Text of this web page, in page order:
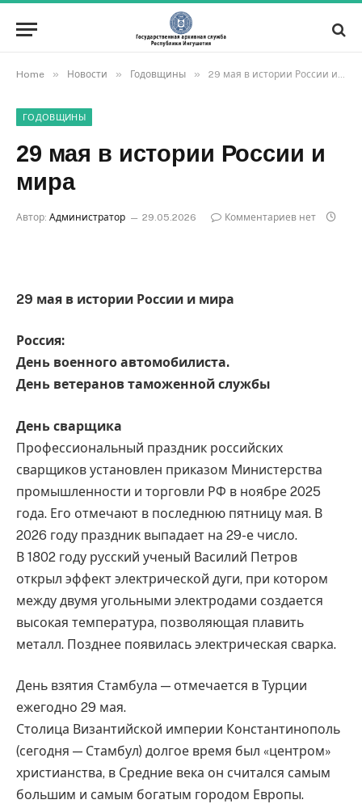
Home » Новости » Годовщины » 29 мая в истории России и мира
ГОДОВЩИНЫ
29 мая в истории России и
мира
Автор: Администратор 29.05.2026 Комментариев нет
29 мая в истории России и мира
Россия:
День военного автомобилиста.
День ветеранов таможенной службы
День сварщика
Профессиональный праздник российских
сварщиков установлен приказом Министерства
промышленности и торговли РФ в ноябре 2025
года. Его отмечают в последнюю пятницу мая. В
2026 году праздник выпадает на 29-е число.
В 1802 году русский ученый Василий Петров
открыл эффект электрической дуги, при котором
между двумя угольными электродами создается
высокая температура, позволяющая плавить
металл. Позднее появилась электрическая сварка.
День взятия Стамбула — отмечается в Турции
ежегодно 29 мая.
Столица Византийской империи Константинополь
(сегодня — Стамбул) долгое время был «центром»
христианства, в Средние века он считался самым
большим и самым богатым городом Европы.